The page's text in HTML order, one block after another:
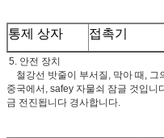
통제 상자 접촉기
5. 안전 장치
철강선 밧줄이 부서질, 막아 때, 그
중국에서, safey 자물쇠 잠글 것입니
금 전진됩니다 경사합니다.